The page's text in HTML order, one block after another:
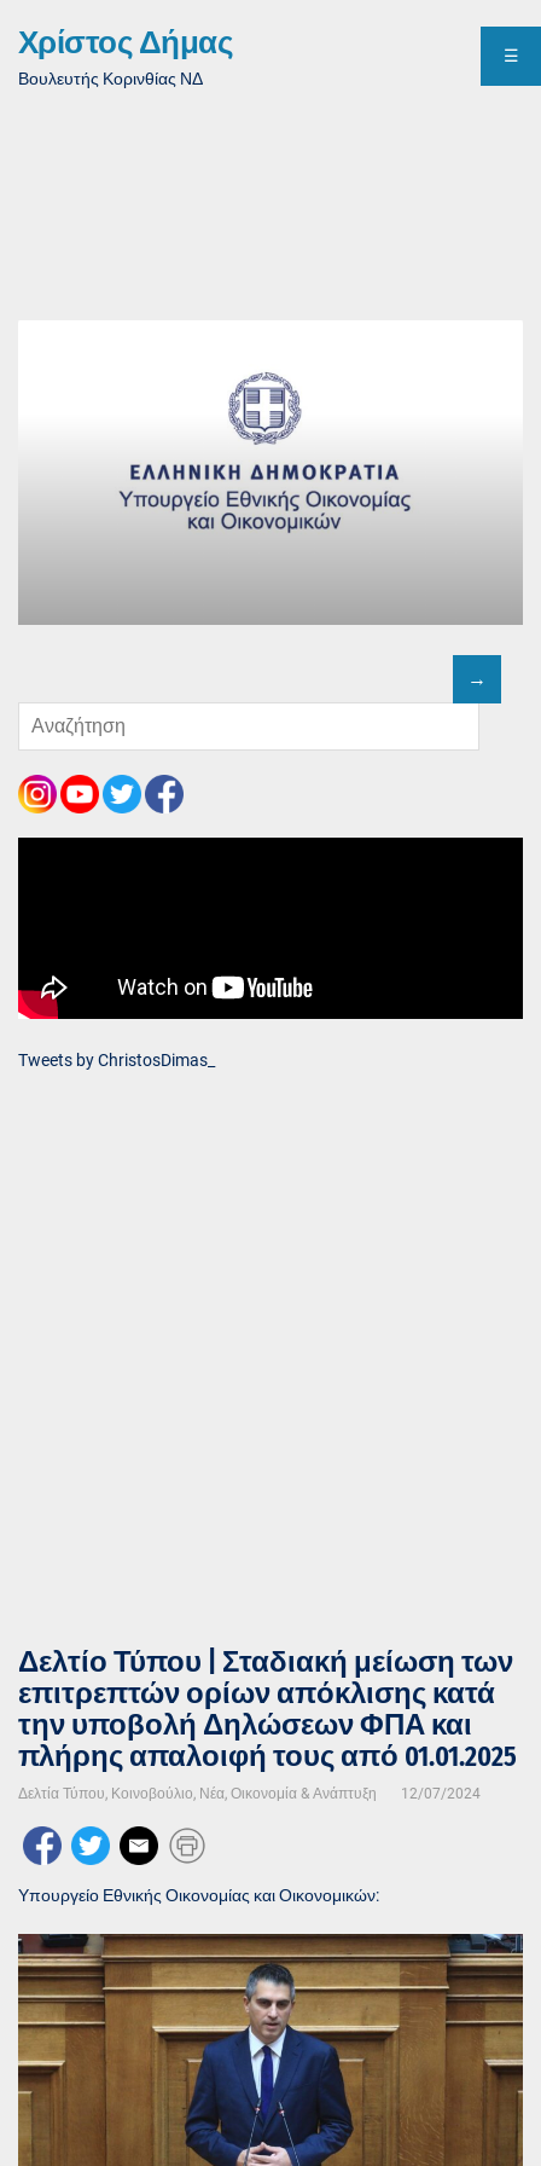
Χρίστος Δήμας
Βουλευτής Κορινθίας ΝΔ
☰
Δελτίο Τύπου | Σταδιακή μείωση των
επιτρεπτών ορίων απόκλισης κατά
την υποβολή Δηλώσεων ΦΠΑ και
πλήρης απαλοιφή τους από 01.01.2025
Δελτία Τύπου, Κοινοβούλιο, Νέα, Οικονομία & Ανάπτυξη 12/07/2024
Υπουργείο Εθνικής Οικονομίας και Οικονομικών:
Tweets by ChristosDimas_